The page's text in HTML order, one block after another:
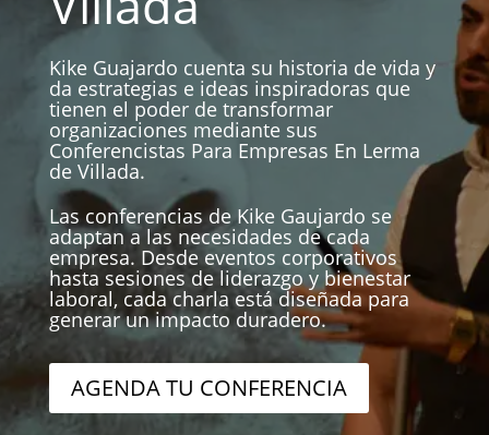
Kike Guajardo cuenta su historia de vida y
da estrategias e ideas inspiradoras que
tienen el poder de transformar
organizaciones mediante sus
Conferencistas Para Empresas En Lerma
de Villada.
Las conferencias de Kike Gaujardo se
adaptan a las necesidades de cada
empresa. Desde eventos corporativos
hasta sesiones de liderazgo y bienestar
laboral, cada charla está diseñada para
generar un impacto duradero.
AGENDA TU CONFERENCIA